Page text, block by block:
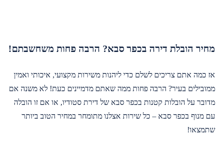
מחיר הובלת דירה בכפר סבא? הרבה פחות משחשבתם!
אז כמה אתם צריכים לשלם כדי ליהנות משירות מקצועי, איכותי ואמין
ממובילים בעיר? הרבה פחות ממה שאתם מדמיינים כעת! לא משנה אם
מדובר על הובלות קטנות בכפר סבא של דירת סטודיו, או אם זו הובלה
עם מנוף בכפר סבא – כל שירות אצלנו מתומחר במחיר הטוב ביותר
שתמצאו!